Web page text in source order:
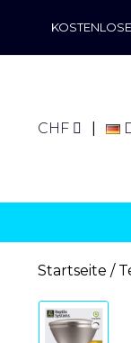
CHF
Startseite